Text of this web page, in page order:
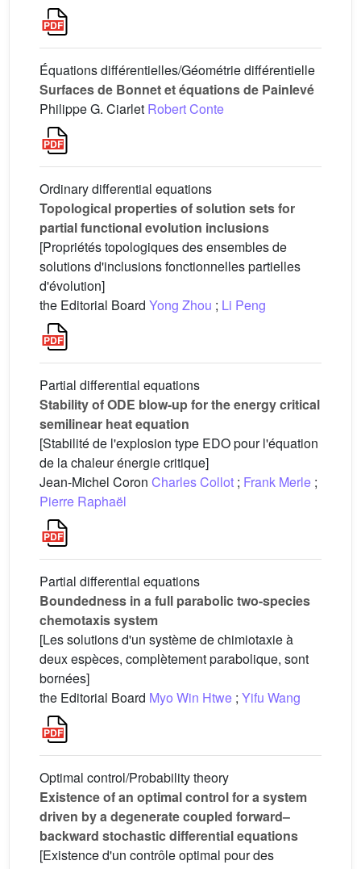
Équations différentielles/Géométrie différentielle
Surfaces de Bonnet et équations de Painlevé
Philippe G. Ciarlet Robert Conte
Ordinary differential equations
Topological properties of solution sets for
partial functional evolution inclusions
[Propriétés topologiques des ensembles de
solutions d'inclusions fonctionnelles partielles
d'évolution]
the Editorial Board Yong Zhou ; Li Peng
Partial differential equations
Stability of ODE blow-up for the energy critical
semilinear heat equation
[Stabilité de l'explosion type EDO pour l'équation
de la chaleur énergie critique]
Jean-Michel Coron Charles Collot ; Frank Merle ;
Pierre Raphaël
Partial differential equations
Boundedness in a full parabolic two-species
chemotaxis system
[Les solutions d'un système de chimiotaxie à
deux espèces, complètement parabolique, sont
bornées]
the Editorial Board Myo Win Htwe ; Yifu Wang
Optimal control/Probability theory
Existence of an optimal control for a system
driven by a degenerate coupled forward–
backward stochastic differential equations
[Existence d'un contrôle optimal pour des